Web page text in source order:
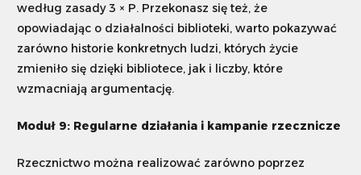
według zasady 3 × P. Przekonasz się też, że
opowiadając o działalności biblioteki, warto pokazywać
zarówno historie konkretnych ludzi, których życie
zmieniło się dzięki bibliotece, jak i liczby, które
wzmacniają argumentację.
Moduł 9: Regularne działania i kampanie rzecznicze
Rzecznictwo można realizować zarówno poprzez